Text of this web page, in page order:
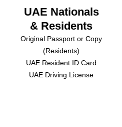
UAE Nationals
& Residents
Original Passport or Copy
(Residents)
UAE Resident ID Card
UAE Driving License